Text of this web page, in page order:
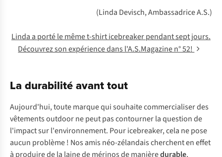
(Linda Devisch, Ambassadrice A.S.)
Linda a porté le même t-shirt icebreaker pendant sept jours.
Découvrez son expérience dans l'A.S.Magazine n° 52!
La durabilité avant tout
Aujourd'hui, toute marque qui souhaite commercialiser des
vêtements outdoor ne peut pas contourner la question de
l'impact sur l'environnement. Pour icebreaker, cela ne pose
aucun problème ! Nos amis néo-zélandais cherchent en effet
à produire de la laine de mérinos de manièredurable,